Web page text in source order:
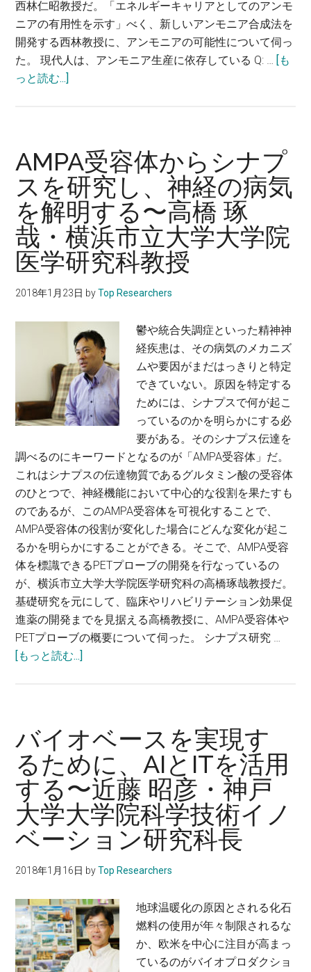
林
悠・
筑
統
合
睡
医
科
学
研
機
構
准
教
授
西林仁昭教授だ。「エネルギーキャリアとしてのアンモ
ニアの有用性を示す」べく、新しいアンモニア合成法を
開発する西林教授に、アンモニアの可能性について伺っ
た。 現代人は、アンモニア生産に依存している Q: …
[も
っと読む...]
料
を
使
わ
ず、
次
世
代
型
ン
モ
ニ
ア
合
成
を
実
現
す
る〜
西
林
仁
昭・
東
京
大
工
学
系
研
究
科
ス
ム
創
成
学
AMPA受容体からシナプ
スを研究し、神経の病気
を解明する〜高橋 琢
哉・横浜市立大学大学院
医学研究科教授
2018年1月23日 byTop Researchers
鬱や統合失調症といった精神神
経疾患は、その病気のメカニズ
ムや要因がまだはっきりと特定
できていない。原因を特定する
ためには、シナプスで何が起こ
っているのかを明らかにする必
要がある。そのシナプス伝達を
調べるのにキーワードとなるのが「AMPA受容体」だ。
これはシナプスの伝達物質であるグルタミン酸の受容体
のひとつで、神経機能において中心的な役割を果たすも
のであるが、このAMPA受容体を可視化することで、
AMPA受容体の役割が変化した場合にどんな変化が起こ
るかを明らかにすることができる。そこで、AMPA受容
体を標識できるPETプローブの開発を行なっているの
が、横浜市立大学大学院医学研究科の高橋琢哉教授だ。
基礎研究を元にして、臨床やリハビリテーション効果促
進薬の開発までを見据える高橋教授に、AMPA受容体や
PETプローブの概要について伺った。 シナプス研究 …
[もっと読む...]
体
か
ら
シ
ナ
プ
ス
研
し、
神
経
の
バイオベースを実現す
るために、AIとITを活用
する〜近藤 昭彦・神戸
大学大学院科学技術イノ
ベーション研究科長
2018年1月16日 byTop Researchers
地球温暖化の原因とされる化石
燃料の使用が年々制限されるな
か、欧米を中心に注目が高まっ
ているのがバイオプロダクショ